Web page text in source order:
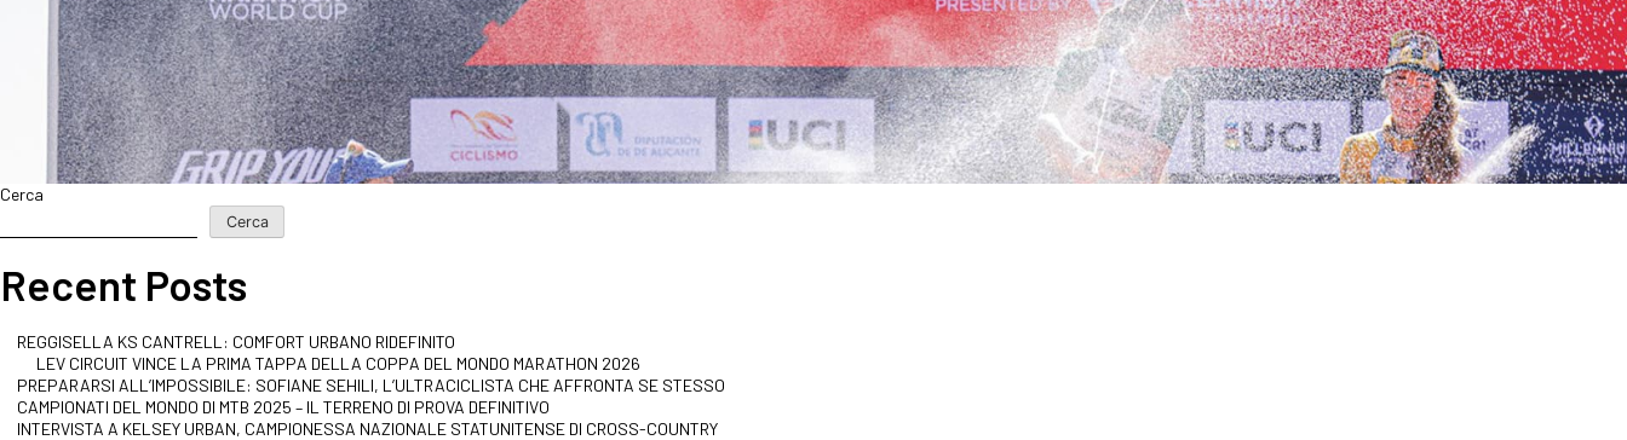
Cerca
Cerca
Recent Posts
REGGISELLA KS CANTRELL: COMFORT URBANO RIDEFINITO
LEV CIRCUIT VINCE LA PRIMA TAPPA DELLA COPPA DEL MONDO MARATHON 2026
PREPARARSI ALL’IMPOSSIBILE: SOFIANE SEHILI, L’ULTRACICLISTA CHE AFFRONTA SE STESSO
CAMPIONATI DEL MONDO DI MTB 2025 – IL TERRENO DI PROVA DEFINITIVO
INTERVISTA A KELSEY URBAN, CAMPIONESSA NAZIONALE STATUNITENSE DI CROSS-COUNTRY